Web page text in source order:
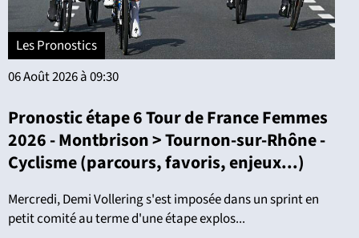
Les Pronostics
06 Août 2026 à 09:30
Pronostic étape 6 Tour de France Femmes
2026 - Montbrison > Tournon-sur-Rhône -
Cyclisme (parcours, favoris, enjeux...)
Mercredi, Demi Vollering s'est imposée dans un sprint en
petit comité au terme d'une étape explos...